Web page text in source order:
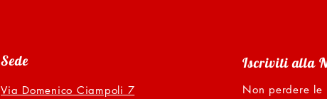
Sede
Via Domenico Ciampoli 7
Iscriviti alla
Non perdere le